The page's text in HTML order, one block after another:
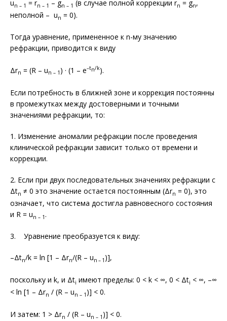
un – 1 = rn – 1 – gn – 1 (в случае полной коррекции rn = gn,
неполной – un = 0).
Тогда уравнение, примененное к n-му значению
рефракции, приводится к виду
Δrn = (R – un – 1 ) · (1 – e–tn/k).
Если потребность в ближней зоне и коррекция постоянны
в промежутках между достоверными и точными
значениями рефракции, то:
1. Изменение аномалии рефракции после проведения
клинической рефракции зависит только от времени и
коррекции.
2. Если при двух последовательных значениях рефракции с
Δtn ≠ 0 это значение остается постоянным (Δrn = 0), это
означает, что система достигла равновесного состояния
и R = un – 1 .
3. Уравнение преобразуется к виду:
–Δtn/k = ln [1 – Δrn/(R – un – 1 )],
поскольку и k, и Δti имеют пределы: 0 < k < ∞, 0 < Δti < ∞, –∞
< ln [1 – Δrn / (R – un – 1 )] < 0.
И затем: 1 > Δrn / (R – un – 1 )] < 0.